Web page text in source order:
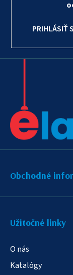
PRIHLÁSIŤ
Obchodné
Užitočné linky
O nás
Katalógy